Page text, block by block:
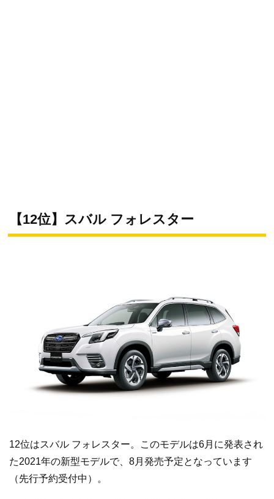
【12位】スバル フォレスター
12位はスバル フォレスター。このモデルは6月に発表され
た2021年の新型モデルで、8月発売予定となっています
（先行予約受付中）。